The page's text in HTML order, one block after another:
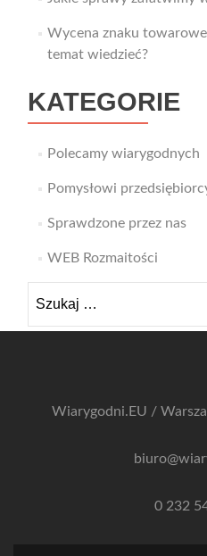
Wycena znaku
temat wiedzieć?
KATEGORIE
Polecamy wiarygodnych
Pomysłowi
Sprawdzone przez nas
WEB Rozmaitości
Wiarygodni.EU /
0 232